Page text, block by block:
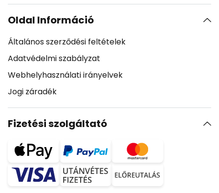
Oldal Információ
Általános szerződési feltételek
Adatvédelmi szabályzat
Webhelyhasználati irányelvek
Jogi záradék
Fizetési szolgáltató